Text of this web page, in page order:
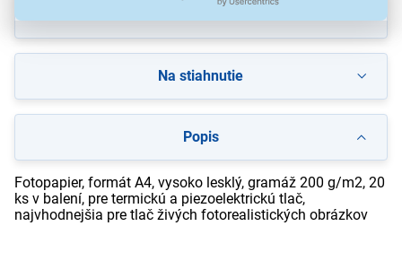
Popis
Fotopapier, formát A4, vysoko lesklý, gramáž 200 g/m2, 20
ks v balení, pre termickú a piezoelektrickú tlač,
najvhodnejšia pre tlač živých fotorealistických obrázkov
Na stiahnutie